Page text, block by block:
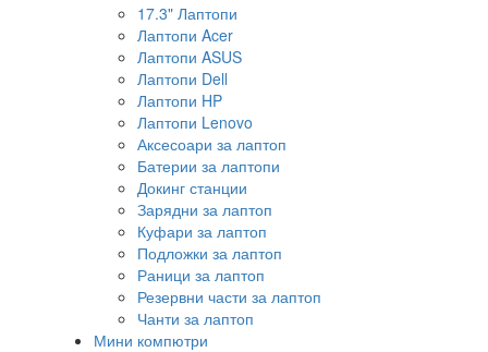
17.3" Лаптопи
Лаптопи Acer
Лаптопи ASUS
Лаптопи Dell
Лаптопи HP
Лаптопи Lenovo
Аксесоари за лаптоп
Батерии за лаптопи
Докинг станции
Зарядни за лаптоп
Куфари за лаптоп
Подложки за лаптоп
Раници за лаптоп
Резервни части за лаптоп
Чанти за лаптоп
Мини компютри